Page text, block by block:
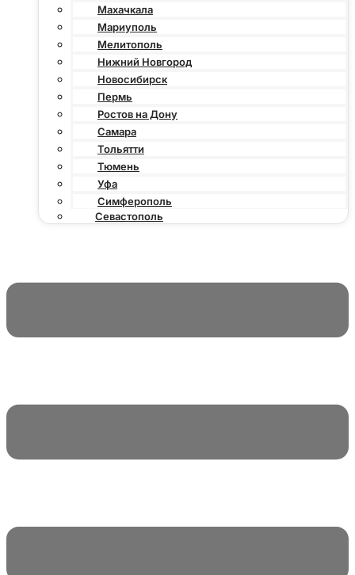
Махачкала
Мариуполь
Мелитополь
Нижний Новгород
Новосибирск
Пермь
Ростов на Дону
Самара
Тольятти
Тюмень
Уфа
Симферополь
Севастополь